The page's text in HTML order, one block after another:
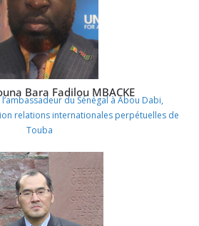
Bara Fadilou MBACKE
du Sénégal à Abou Dabi,
relations internationales perpétuelles de
Touba